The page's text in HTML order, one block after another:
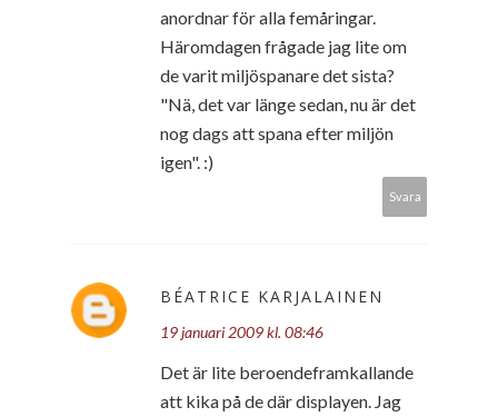
anordnar för alla femåringar.
Häromdagen frågade jag lite om
de varit miljöspanare det sista?
"Nä, det var länge sedan, nu är det
nog dags att spana efter miljön
igen". :)
Svara
BÉATRICE KARJALAINEN
19 januari 2009 kl. 08:46
Det är lite beroendeframkallande
att kika på de där displayen. Jag